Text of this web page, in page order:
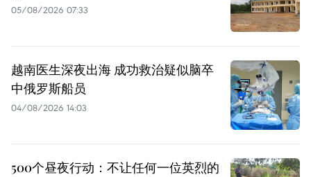
05/08/2026 07:33
越南医生深夜出海 成功救治疑似脑卒
中俄罗斯船员
04/08/2026 14:03
500个昼夜行动：不让任何一位英烈的